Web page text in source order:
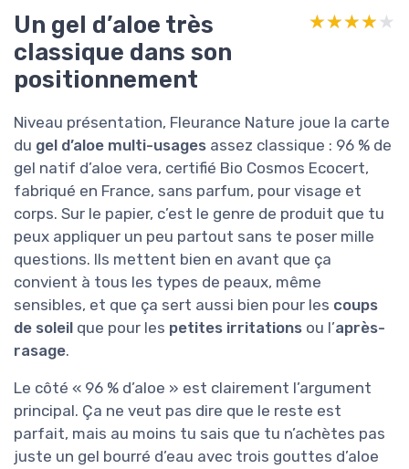
Un gel d’aloe très
classique dans son
positionnement
★★★★★
★★★★★
Niveau présentation, Fleurance Nature joue la carte
du gel d’aloe multi-usages assez classique : 96 % de
gel natif d’aloe vera, certifié Bio Cosmos Ecocert,
fabriqué en France, sans parfum, pour visage et
corps. Sur le papier, c’est le genre de produit que tu
peux appliquer un peu partout sans te poser mille
questions. Ils mettent bien en avant que ça
convient à tous les types de peaux, même
sensibles, et que ça sert aussi bien pour les coups
de soleil que pour les petites irritations ou l’après-
rasage.
Le côté « 96 % d’aloe » est clairement l’argument
principal. Ça ne veut pas dire que le reste est
parfait, mais au moins tu sais que tu n’achètes pas
juste un gel bourré d’eau avec trois gouttes d’aloe